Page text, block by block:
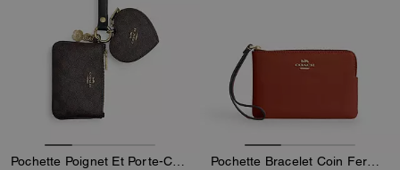
Pochette Poignet Et Porte-Cœur En Toile Signature Avec Charm Pochette Bracelet Coin Fermeture Éclair Angulaire